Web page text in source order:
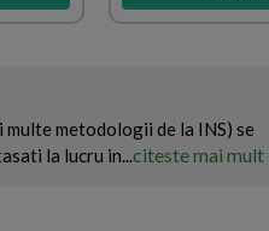
multe metodologii de la INS) se
la lucru in...citeste mai mult